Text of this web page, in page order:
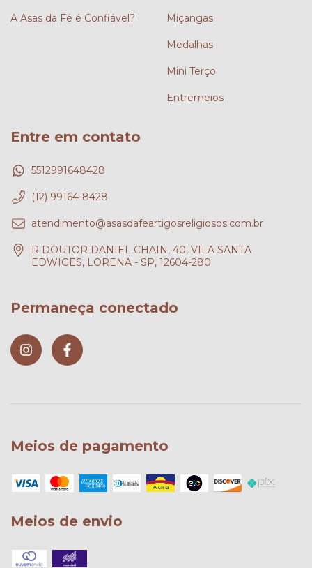
A Asas da Fé é Confiável? Miçangas
Medalhas
Mini Terço
Entremeios
Entre em contato
5512991648428
(12) 99164-8428
atendimento@asasdafeartigosreligiosos.com.br
R DOUTOR DANIEL CHAIN, 40, VILA SANTA
EDWIGES, LORENA - SP, 12604-280
Permaneça conectado
Meios de pagamento
Meios de envio